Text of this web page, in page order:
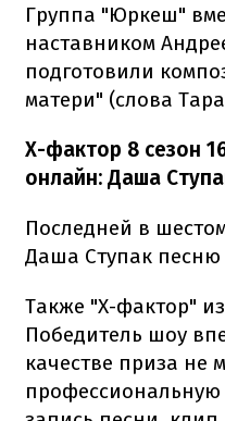
Группа "Юркеш"
наставником
подготовили
матери" (слова
Х-фактор 8 сезон
онлайн: Даша
Последней в
Даша Ступак
Также "Х-фактор"
Победитель шоу
качестве приза не